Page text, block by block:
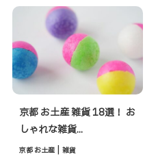
京都 お土産 雑貨 18選！ お
しゃれな雑貨...
京都 お土産 | 雑貨